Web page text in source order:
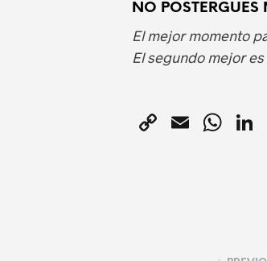
NO
El mejor momento
El segundo mejor
C
E
W
p